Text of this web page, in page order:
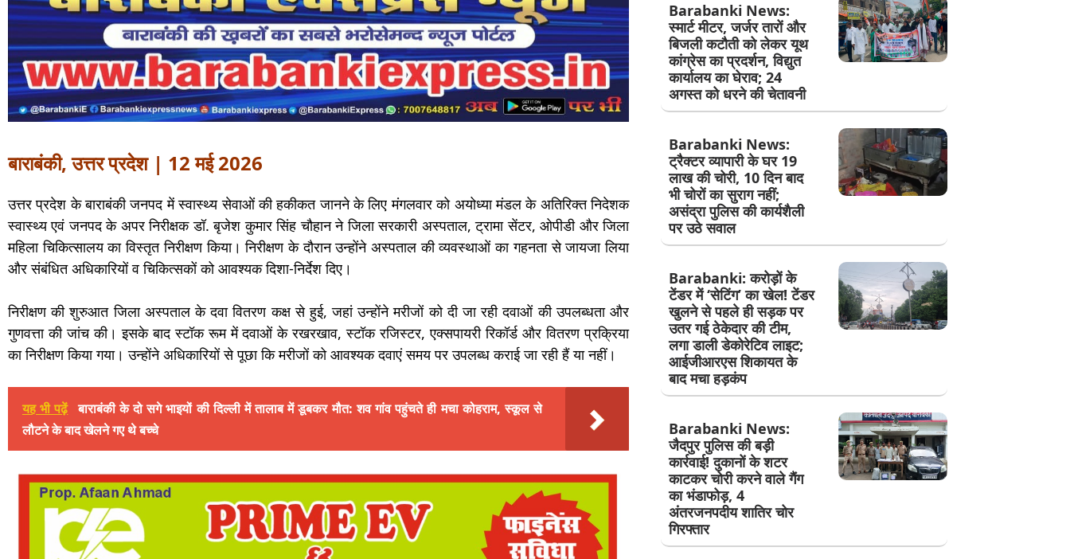
बाराबंकी, उत्तर प्रदेश | 12 मई 2026
उत्तर प्रदेश के बाराबंकी जनपद में स्वास्थ्य सेवाओं की हकीकत जानने के लिए मंगलवार को अयोध्या मंडल के अतिरिक्त निदेशक
स्वास्थ्य एवं जनपद के अपर निरीक्षक डॉ. बृजेश कुमार सिंह चौहान ने जिला सरकारी अस्पताल, ट्रामा सेंटर, ओपीडी और जिला
महिला चिकित्सालय का विस्तृत निरीक्षण किया। निरीक्षण के दौरान उन्होंने अस्पताल की व्यवस्थाओं का गहनता से जायजा लिया
और संबंधित अधिकारियों व चिकित्सकों को आवश्यक दिशा-निर्देश दिए।
निरीक्षण की शुरुआत जिला अस्पताल के दवा वितरण कक्ष से हुई, जहां उन्होंने मरीजों को दी जा रही दवाओं की उपलब्धता और
गुणवत्ता की जांच की। इसके बाद स्टॉक रूम में दवाओं के रखरखाव, स्टॉक रजिस्टर, एक्सपायरी रिकॉर्ड और वितरण प्रक्रिया
का निरीक्षण किया गया। उन्होंने अधिकारियों से पूछा कि मरीजों को आवश्यक दवाएं समय पर उपलब्ध कराई जा रही हैं या नहीं।
यह भी पढ़ें बाराबंकी के दो सगे भाइयों की दिल्ली में तालाब में डूबकर मौत: शव गांव पहुंचते ही मचा कोहराम, स्कूल से
लौटने के बाद खेलने गए थे बच्चे
Barabanki News:
स्मार्ट मीटर, जर्जर तारों और
बिजली कटौती को लेकर यूथ
कांग्रेस का प्रदर्शन, विद्युत
कार्यालय का घेराव; 24
अगस्त को धरने की चेतावनी
Barabanki News:
ट्रैक्टर व्यापारी के घर 19
लाख की चोरी, 10 दिन बाद
भी चोरों का सुराग नहीं;
असंद्रा पुलिस की कार्यशैली
पर उठे सवाल
Barabanki: करोड़ों के
टेंडर में ‘सेटिंग’ का खेल! टेंडर
खुलने से पहले ही सड़क पर
उतर गई ठेकेदार की टीम,
लगा डाली डेकोरेटिव लाइट;
आईजीआरएस शिकायत के
बाद मचा हड़कंप
Barabanki News:
जैदपुर पुलिस की बड़ी
कार्रवाई! दुकानों के शटर
काटकर चोरी करने वाले गैंग
का भंडाफोड़, 4
अंतरजनपदीय शातिर चोर
गिरफ्तार